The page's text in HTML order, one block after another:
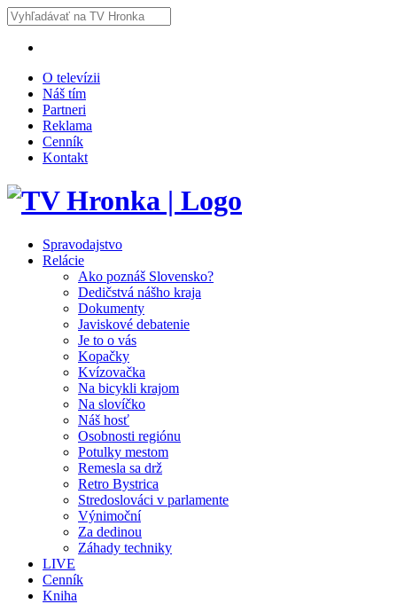
O televízii
Náš tím
Partneri
Reklama
Cenník
Kontakt
Spravodajstvo
Relácie
Ako poznáš Slovensko?
Dedičstvá nášho kraja
Dokumenty
Javiskové debatenie
Je to o vás
Kopačky
Kvízovačka
Na bicykli krajom
Na slovíčko
Náš hosť
Osobnosti regiónu
Potulky mestom
Remesla sa drž
Retro Bystrica
Stredoslováci v parlamente
Výnimoční
Za dedinou
Záhady techniky
LIVE
Cenník
Kniha